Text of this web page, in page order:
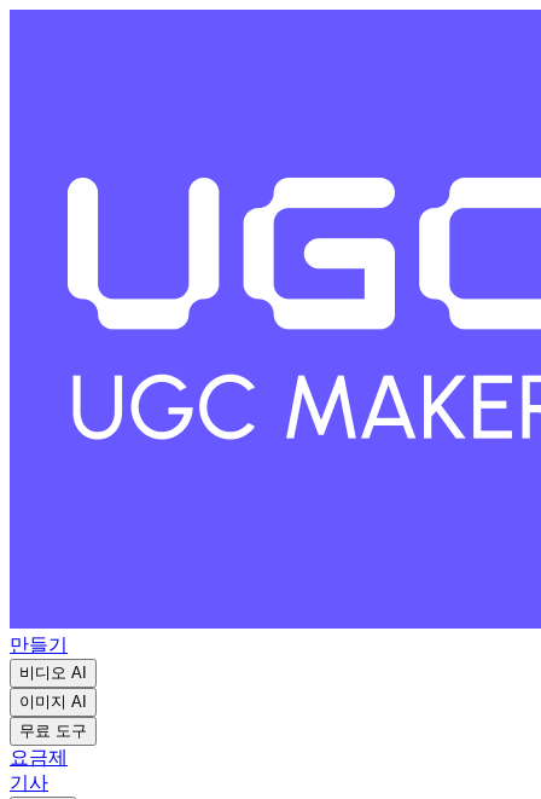
만들기
비디오 AI
이미지 AI
무료 도구
요금제
기사